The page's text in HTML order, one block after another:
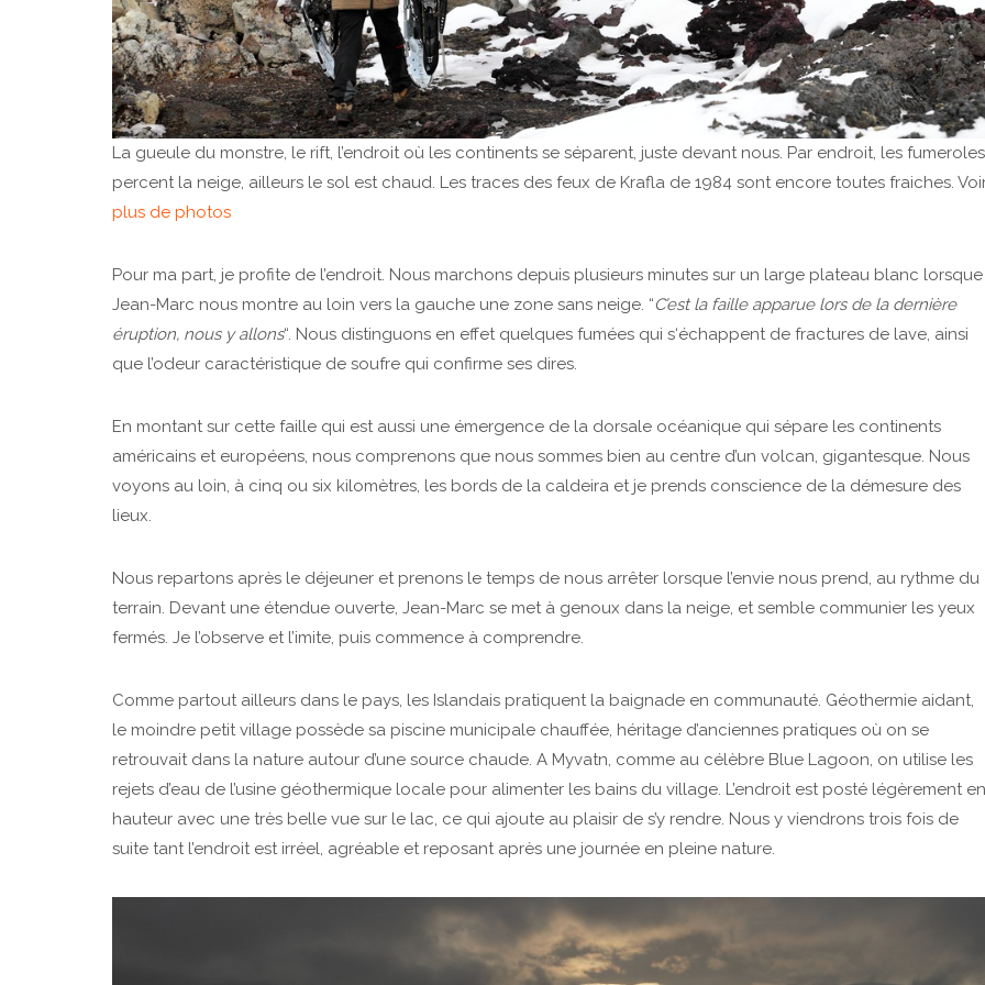
La gueule du monstre, le rift, l’endroit où les continents se séparent, juste devant nous. Par endroit, les fumeroles
percent la neige, ailleurs le sol est chaud. Les traces des feux de Krafla de 1984 sont encore toutes fraiches.
plus de photos
Pour ma part, je profite de l’endroit. Nous marchons depuis plusieurs minutes sur un large plateau blanc lorsque
Jean-Marc nous montre au loin vers la gauche une zone sans neige. “C’est la faille apparue lors de la dernière
éruption, nous y allons“. Nous distinguons en effet quelques fumées qui s‘échappent de fractures de lave, ainsi
que l’odeur caractéristique de soufre qui confirme ses dires.
En montant sur cette faille qui est aussi une émergence de la dorsale océanique qui sépare les continents
américains et européens, nous comprenons que nous sommes bien au centre d’un volcan, gigantesque. Nous
voyons au loin, à cinq ou six kilomètres, les bords de la caldeira et je prends conscience de la démesure des
lieux.
Nous repartons après le déjeuner et prenons le temps de nous arrêter lorsque l’envie nous prend, au rythme du
terrain. Devant une étendue ouverte, Jean-Marc se met à genoux dans la neige, et semble communier les yeux
fermés. Je l’observe et l’imite, puis commence à comprendre.
Comme partout ailleurs dans le pays, les Islandais pratiquent la baignade en communauté. Géothermie aidant,
le moindre petit village possède sa piscine municipale chauffée, héritage d’anciennes pratiques où on se
retrouvait dans la nature autour d’une source chaude. A Myvatn, comme au célèbre Blue Lagoon, on utilise les
rejets d’eau de l’usine géothermique locale pour alimenter les bains du village. L’endroit est posté légèrement en
hauteur avec une très belle vue sur le lac, ce qui ajoute au plaisir de s’y rendre. Nous y viendrons trois fois de
suite tant l’endroit est irréel, agréable et reposant après une journée en pleine nature.